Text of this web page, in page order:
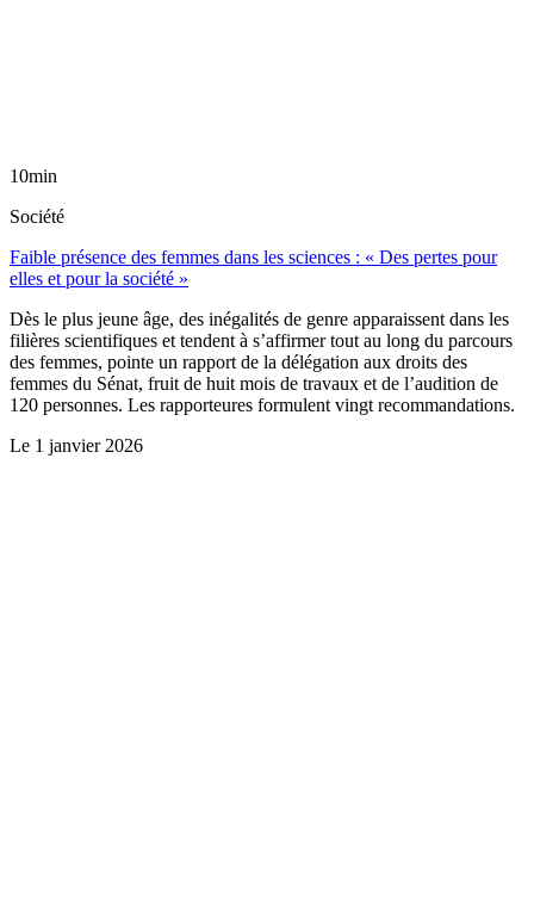
10min
Société
Faible présence des femmes dans les sciences : « Des pertes pour
elles et pour la société »
Dès le plus jeune âge, des inégalités de genre apparaissent dans les
filières scientifiques et tendent à s’affirmer tout au long du parcours
des femmes, pointe un rapport de la délégation aux droits des
femmes du Sénat, fruit de huit mois de travaux et de l’audition de
120 personnes. Les rapporteures formulent vingt recommandations.
Le 1 janvier 2026